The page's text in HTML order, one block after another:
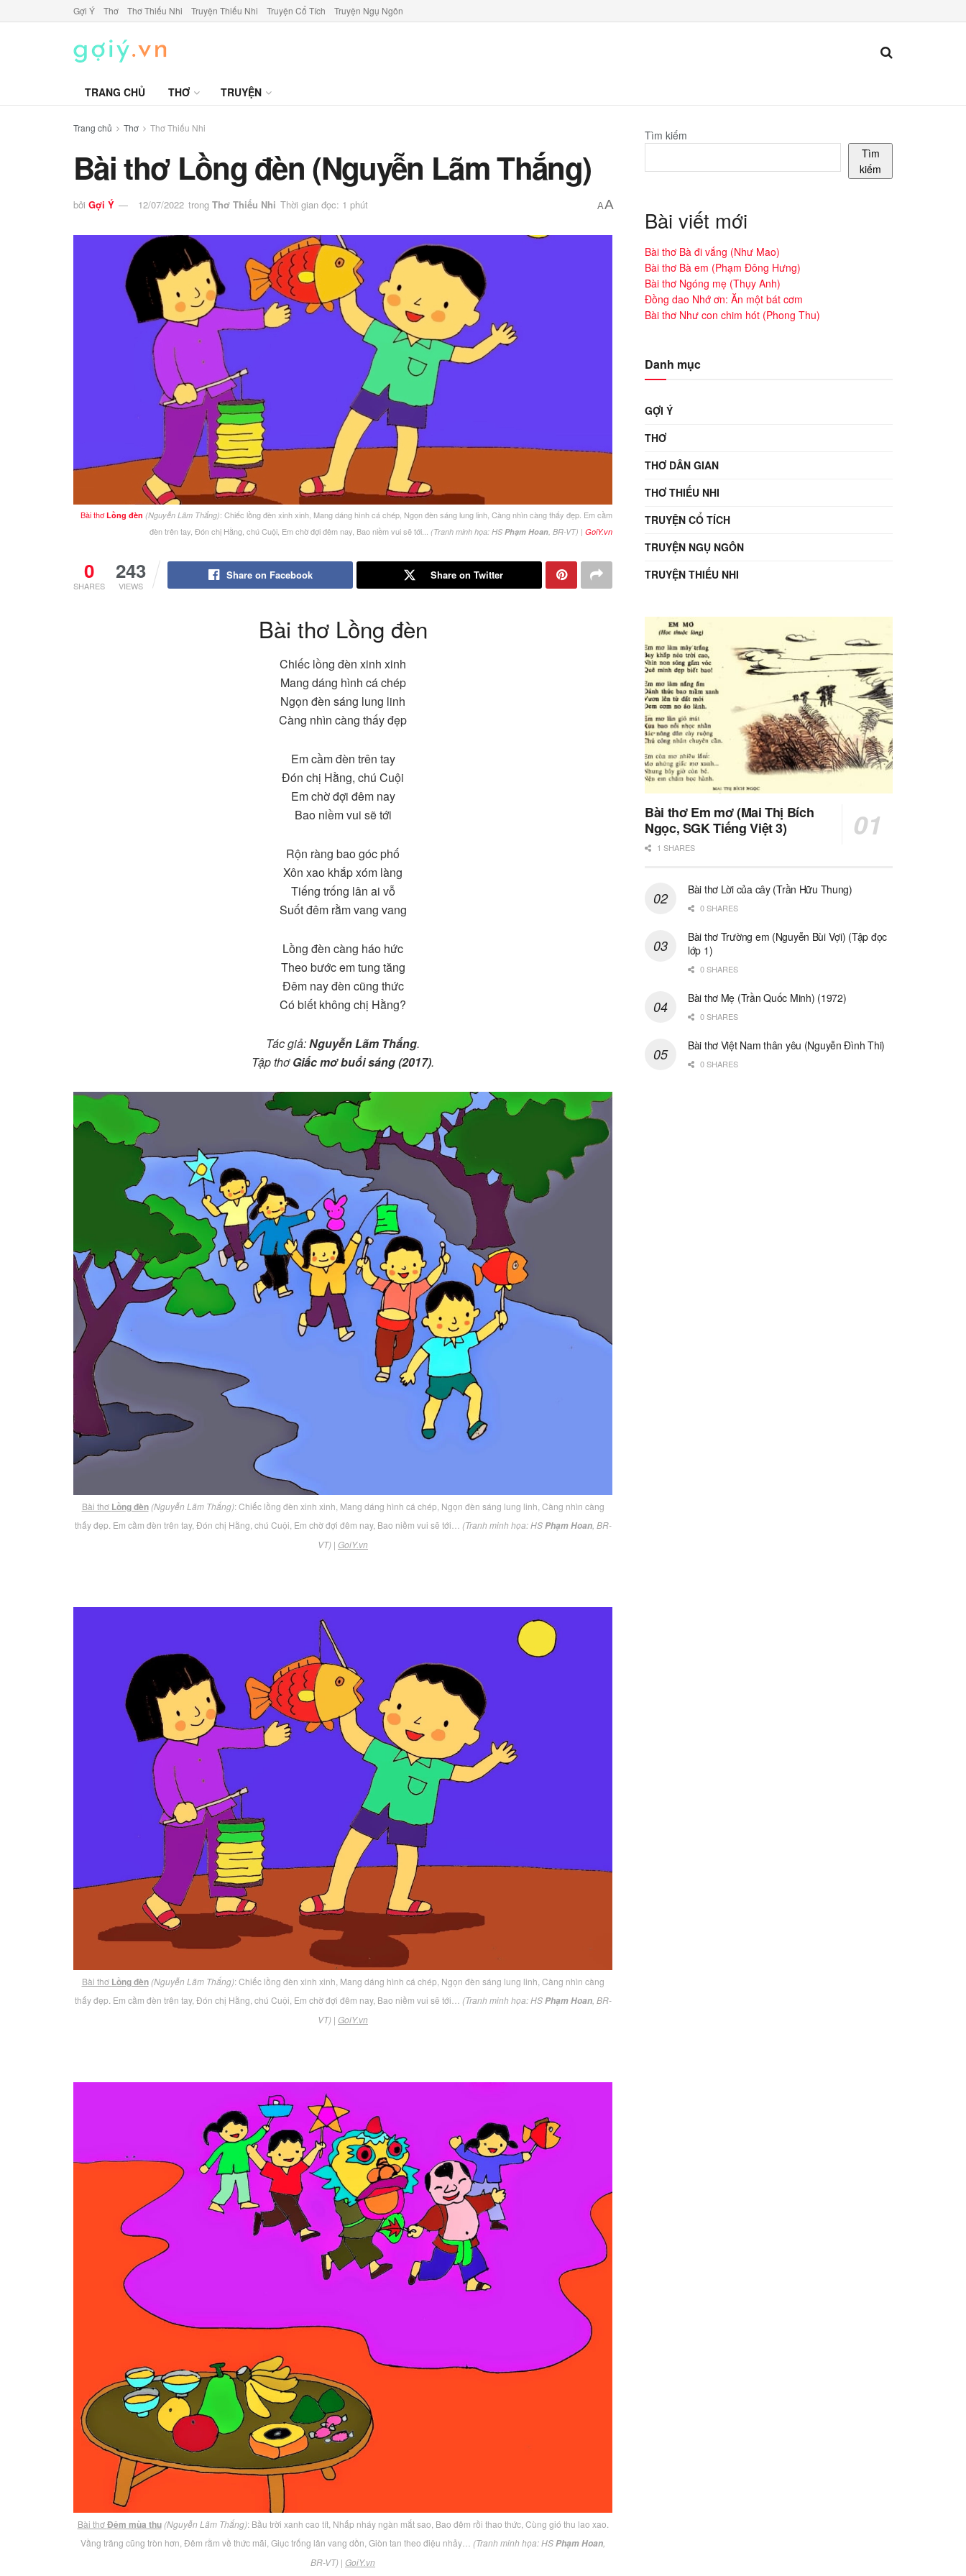
Gợi Ý Thơ Thơ Thiếu Nhi Truyện Thiếu Nhi Truyện Cổ Tích Truyện Ngụ Ngôn
TRANG CHỦ THƠ TRUYỆN
Trang chủ Thơ Thơ Thiếu Nhi
Bài thơ Lồng đèn (Nguyễn Lãm Thắng)
bởi Gợi Ý 12/07/2022 trong Thơ Thiếu Nhi Thời gian đọc: 1 phút AA
Bài thơLồng đèn (Nguyễn Lãm Thắng): Chiếc lồng đèn xinh xinh, Mang dáng hình cá chép, Ngọn đèn sáng lung linh, Càng nhìn càng thấy đẹp. Em cầm
đèn trên tay, Đón chị Hằng, chú Cuội, Em chờ đợi đêm nay, Bao niềm vui sẽ tới... (Tranh minh họa: HS Phạm Hoan , BR-VT) | GoiY.vn
0
SHARES
243
VIEWS
Share on Facebook Share on Twitter
Bài thơ Lồng đèn
Chiếc lồng đèn xinh xinh
Mang dáng hình cá chép
Ngọn đèn sáng lung linh
Càng nhìn càng thấy đẹp
Em cầm đèn trên tay
Đón chị Hằng, chú Cuội
Em chờ đợi đêm nay
Bao niềm vui sẽ tới
Rộn ràng bao góc phố
Xôn xao khắp xóm làng
Tiếng trống lân ai vỗ
Suốt đêm rằm vang vang
Lồng đèn càng háo hức
Theo bước em tung tăng
Đêm nay đèn cũng thức
Có biết không chị Hằng?
Tác giả:Nguyễn Lãm Thắng.
Tập thơGiấc mơ buổi sáng (2017).
Bài thơ Lồng đèn (Nguyễn Lãm Thắng): Chiếc lồng đèn xinh xinh, Mang dáng hình cá chép, Ngọn đèn sáng lung linh, Càng nhìn càng
thấy đẹp. Em cầm đèn trên tay, Đón chị Hằng, chú Cuội, Em chờ đợi đêm nay, Bao niềm vui sẽ tới… (Tranh minh họa: HSPhạm Hoan, BR-
VT) | GoiY.vn
Bài thơ Lồng đèn (Nguyễn Lãm Thắng): Chiếc lồng đèn xinh xinh, Mang dáng hình cá chép, Ngọn đèn sáng lung linh, Càng nhìn càng
thấy đẹp. Em cầm đèn trên tay, Đón chị Hằng, chú Cuội, Em chờ đợi đêm nay, Bao niềm vui sẽ tới… (Tranh minh họa: HSPhạm Hoan, BR-
VT) | GoiY.vn
Bài thơĐêm mùa thu (Nguyễn Lãm Thắng): Bầu trời xanh cao tít, Nhấp nháy ngàn mắt sao, Bao đêm rồi thao thức, Cùng gió thu lao xao.
Vầng trăng cũng tròn hơn, Đêm rằm về thức mãi, Giục trống lân vang dồn, Giòn tan theo điệu nhảy… (Tranh minh họa: HSPhạm Hoan
BR-VT) | GoiY.vn
Tìm kiếm
Tìm
kiếm
Bài viết mới
Bài thơ Bà đi vắng (Như Mao)
Bài thơ Bà em (Phạm Đông Hưng)
Bài thơ Ngóng mẹ (Thụy Anh)
Đồng dao Nhớ ơn: Ăn một bát cơm
Bài thơ Như con chim hót (Phong Thu)
Danh mục
GỢI Ý
THƠ
THƠ DÂN GIAN
THƠ THIẾU NHI
TRUYỆN CỔ TÍCH
TRUYỆN NGỤ NGÔN
TRUYỆN THIẾU NHI
Bài thơ Em mơ (Mai Thị Bích
Ngọc, SGK Tiếng Việt 3)
1 SHARES
Bài thơ Lời của cây (Trần Hữu Thung)
0 SHARES
Bài thơ Trường em (Nguyễn Bùi Vợi) (Tập đọc
lớp 1)
0 SHARES
Bài thơ Mẹ (Trần Quốc Minh) (1972)
0 SHARES
Bài thơ Việt Nam thân yêu (Nguyễn Đình Thi)
0 SHARES